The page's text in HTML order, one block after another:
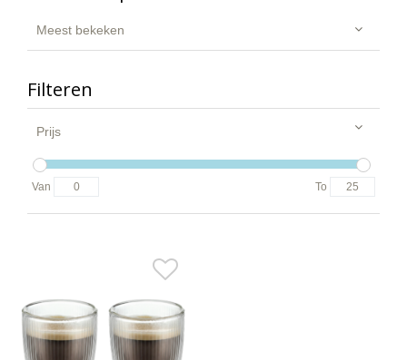
Meest bekeken
Filteren
Prijs
Van To